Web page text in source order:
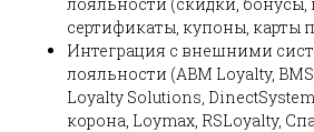
сертификаты, купоны, карты
Интеграция с внешними
лояльности (ABM Loyalty,
Loyalty Solutions,
корона, Loymax, RSLoyalty,